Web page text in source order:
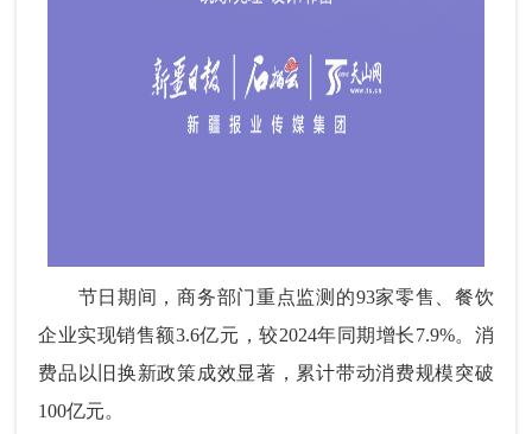
节日期间，商务部门重点监测的93家零售、餐饮
企业实现销售额3.6亿元，较2024年同期增长7.9%。消
费品以旧换新政策成效显著，累计带动消费规模突破
100亿元。